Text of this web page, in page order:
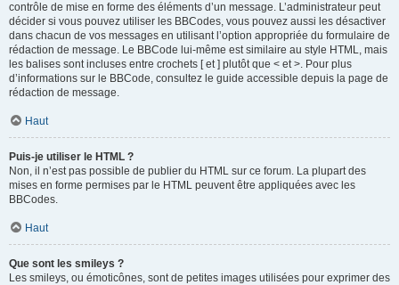
contrôle de mise en forme des éléments d’un message. L’administrateur peut
décider si vous pouvez utiliser les BBCodes, vous pouvez aussi les désactiver
dans chacun de vos messages en utilisant l’option appropriée du formulaire de
rédaction de message. Le BBCode lui-même est similaire au style HTML, mais
les balises sont incluses entre crochets [ et ] plutôt que < et >. Pour plus
d’informations sur le BBCode, consultez le guide accessible depuis la page de
rédaction de message.
Haut
Puis-je utiliser le HTML ?
Non, il n’est pas possible de publier du HTML sur ce forum. La plupart des
mises en forme permises par le HTML peuvent être appliquées avec les
BBCodes.
Haut
Que sont les smileys ?
Les smileys, ou émoticônes, sont de petites images utilisées pour exprimer des